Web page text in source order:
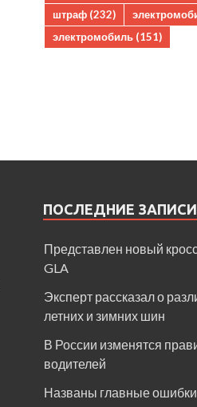
штраф (232)
электромобиль (151)
ПОСЛЕДНИЕ ЗАПИСИ
Представлен новый
GLA
Эксперт рассказал о
летних и зимних шин
В России изменятся
водителей
Названы главные ошибки